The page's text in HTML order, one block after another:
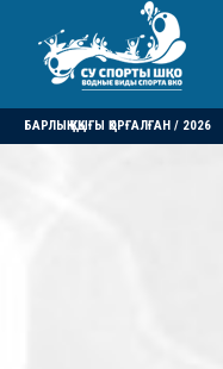
БАРЛЫҚ ҚҰҚЫҒЫ ҚОРҒАЛҒАН / 2026